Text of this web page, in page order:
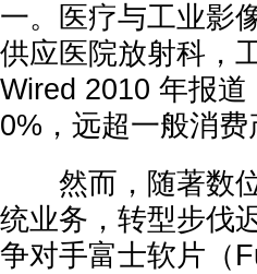
一。医疗与工业影
供应医院放射科，
Wired 2010 年报
0%，远超一般消费
然而，随著数位
统业务，转型步伐
争对手富士软片（